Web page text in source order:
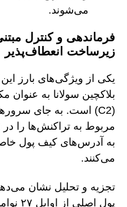
می‌شوند.
فرماندهی و کنترل
زیرساخت انعطاف‌پذیر
یکی از ویژگی‌های بارز
بلاکچین سولانا به عنوان
مربوط به تراکنش‌ها را
به آدرس‌های کیف پول
می‌کنند.
تجزیه و تحلیل نشان